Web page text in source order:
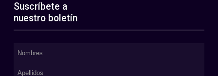
Suscríbete a
nuestro boletín